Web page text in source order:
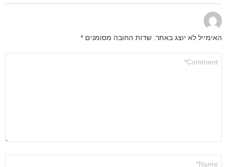
האימייל לא יוצג באתר. שדות החובה מסומנים *
שלך